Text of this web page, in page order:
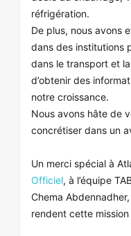
réfrigération.
De plus, nous avons
dans des institutions
dans le transport et
d’obtenir des
notre croissance.
Nous avons hâte de
concrétiser dans un
Un merci spécial à
Officiel, à l’équipe
Chema
rendent cette